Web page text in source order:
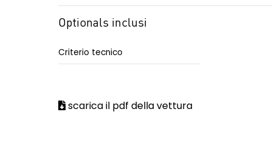
Commutatore airbag passeggero
Optionals inclusi
Criterio tecnico
scarica il pdf della vettura